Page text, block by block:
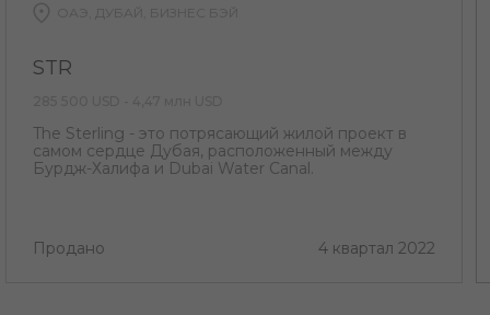
ОАЭ, ДУБАЙ, БИЗНЕС БЭЙ
STR
The Sterling - это потрясающий жилой проект в
самом сердце Дубая, расположенный между
Бурдж-Халифа и Dubai Water Canal.
Продано 4 квартал 2022